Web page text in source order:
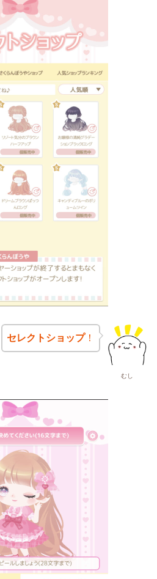
むし
セレクトショップ！